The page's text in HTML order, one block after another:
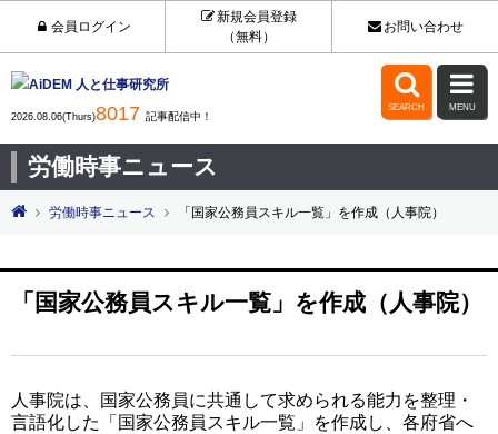
会員ログイン
新規会員登録
（無料）
お問い合わせ
2026.08.06(Thurs)8017 記事配信中！

SEARCH

MENU
労働時事ニュース
労働時事ニュース 「国家公務員スキル一覧」を作成（人事院）
「国家公務員スキル一覧」を作成（人事院）
人事院は、国家公務員に共通して求められる能力を整理・
言語化した「国家公務員スキル一覧」を作成し、各府省へ